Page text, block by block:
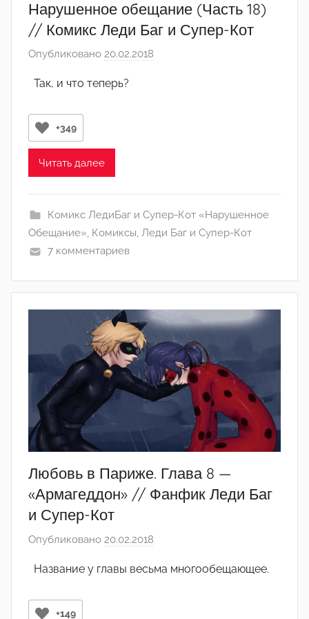
Нарушенное обещание (Часть 18)
// Комикс Леди Баг и Супер-Кот
Опубликовано 20.02.2018
т
ё
Так, и что теперь?
+349
Читать далее
Комикс ЛедиБаг и Супер-Кот «Нарушенное
Обещание», Комиксы, Леди Баг и Супер-Кот
7 комментариев
Любовь в Париже. Глава 8 —
«Армагеддон» // Фанфик Леди Баг
и Супер-Кот
Опубликовано 20.02.2018
т
Название у главы весьма многообещающее.
+149